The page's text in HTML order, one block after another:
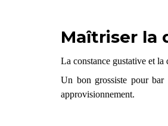
Maîtriser la
La constance gustative et
Un bon grossiste pour bar
approvisionnement.